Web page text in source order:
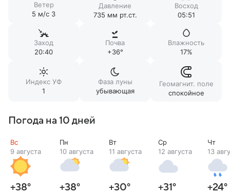
Ветер
5 м/c З
Давление
735 мм рт.ст.
Восход
05:51
Заход
20:40
Почва
+36°
Влажность
17%
Индекс УФ
1
Фаза луны
убывающая
Геомагнит. поле
спокойное
Погода на 10 дней
Вс
9 августа
+38°
Пн
10 августа
+38°
Вт
11 августа
+30°
Ср
12 августа
+31°
Чт
13
+24°